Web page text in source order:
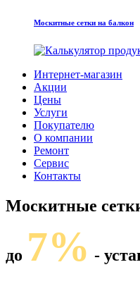
Москитные сетки на балкон
Интернет-магазин
Акции
Цены
Услуги
Покупателю
О компании
Ремонт
Сервис
Контакты
Москитные
до 7% -